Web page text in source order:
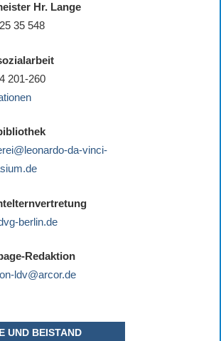
Hr. Lange
35 548
201-260
da-vinci-
berlin.de
Redaktion
ldv@arcor.de
UND BEISTAND